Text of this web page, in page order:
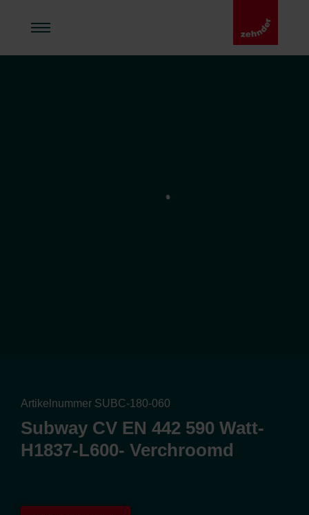
Artikelnummer SUBC-180-060
Subway CV EN 442 590 Watt-
H1837-L600- Verchroomd